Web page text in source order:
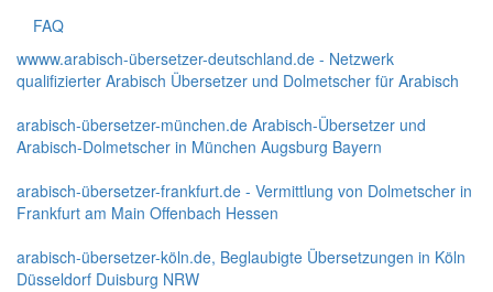
FAQ
wwww.arabisch-übersetzer-deutschland.de - Netzwerk
qualifizierter Arabisch Übersetzer und Dolmetscher für Arabisch
arabisch-übersetzer-münchen.de Arabisch-Übersetzer und
Arabisch-Dolmetscher in München Augsburg Bayern
arabisch-übersetzer-frankfurt.de - Vermittlung von Dolmetscher in
Frankfurt am Main Offenbach Hessen
arabisch-übersetzer-köln.de, Beglaubigte Übersetzungen in Köln
Düsseldorf Duisburg NRW